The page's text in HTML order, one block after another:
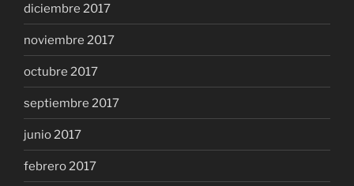
diciembre 2017
noviembre 2017
octubre 2017
septiembre 2017
junio 2017
febrero 2017